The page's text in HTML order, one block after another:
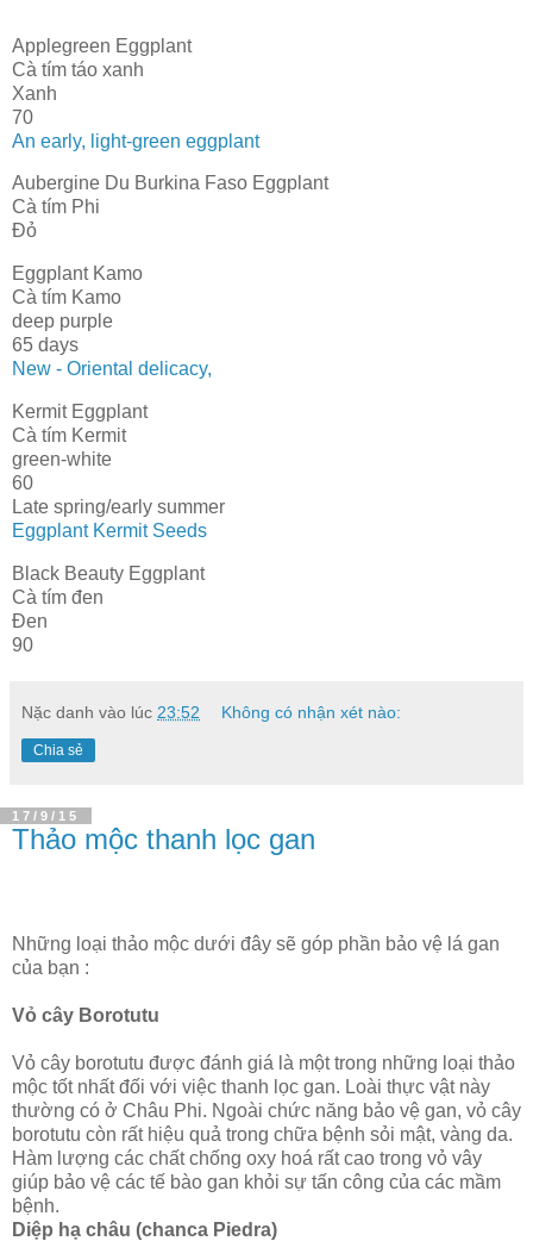
Applegreen Eggplant
Cà tím táo xanh
Xanh
70
An early, light-green eggplant
Aubergine Du Burkina Faso Eggplant
Cà tím Phi
Đỏ
Eggplant Kamo
Cà tím Kamo
deep purple
65 days
New - Oriental delicacy,
Kermit Eggplant
Cà tím Kermit
green-white
60
Late spring/early summer
Eggplant Kermit Seeds
Black Beauty Eggplant
Cà tím đen
Đen
90
Nặc danh vào lúc 23:52 Không có nhận xét nào:
Chia sẻ
17/9/15
Thảo mộc thanh lọc gan
Những loại thảo mộc dưới đây sẽ góp phần bảo vệ lá gan
của bạn :
Vỏ cây Borotutu
Vỏ cây borotutu được đánh giá là một trong những loại thảo
mộc tốt nhất đối với việc thanh lọc gan. Loài thực vật này
thường có ở Châu Phi. Ngoài chức năng bảo vệ gan, vỏ cây
borotutu còn rất hiệu quả trong chữa bệnh sỏi mật, vàng da.
Hàm lượng các chất chống oxy hoá rất cao trong vỏ vây
giúp bảo vệ các tế bào gan khỏi sự tấn công của các mầm
bệnh.
Diệp hạ châu (chanca Piedra)